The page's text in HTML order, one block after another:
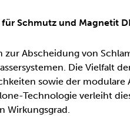
Schmutz und Magnetit
zur Abscheidung von
Die Vielfalt
sowie der modulare
Technologie verleiht
Wirkungsgrad.